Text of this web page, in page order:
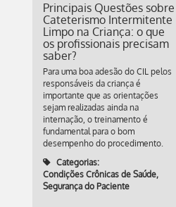
Principais Questões sobre
Cateterismo Intermitente
Limpo na Criança: o que
os profissionais precisam
saber?
Para uma boa adesão do CIL pelos
responsáveis da criança é
importante que as orientações
sejam realizadas ainda na
internação, o treinamento é
fundamental para o bom
desempenho do procedimento.
Categorias:
Condições Crônicas de Saúde,
Segurança do Paciente